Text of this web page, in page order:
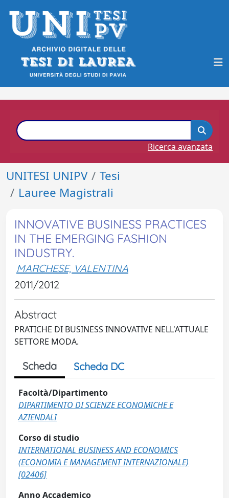
Ricerca avanzata
UNITESI UNIPV
Tesi
Lauree Magistrali
INNOVATIVE BUSINESS PRACTICES
IN THE EMERGING FASHION
INDUSTRY.
MARCHESE, VALENTINA
2011/2012
Abstract
PRATICHE DI BUSINESS INNOVATIVE NELL'ATTUALE
SETTORE MODA.
Scheda Scheda DC
Facoltà/Dipartimento
DIPARTIMENTO DI SCIENZE ECONOMICHE E
AZIENDALI
Corso di studio
INTERNATIONAL BUSINESS AND ECONOMICS
(ECONOMIA E MANAGEMENT INTERNAZIONALE)
[02406]
Anno Accademico